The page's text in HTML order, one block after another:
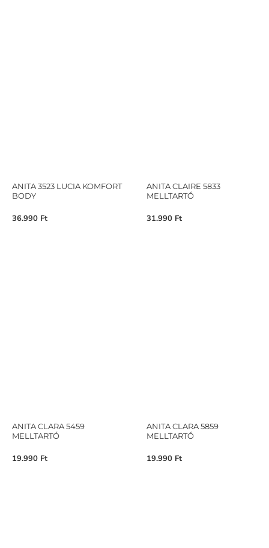
ANITA 3523 LUCIA KOMFORT
BODY
36.990 Ft
ANITA CLAIRE 5833
MELLTARTÓ
31.990 Ft
ANITA CLARA 5459
MELLTARTÓ
19.990 Ft
ANITA CLARA 5859
MELLTARTÓ
19.990 Ft